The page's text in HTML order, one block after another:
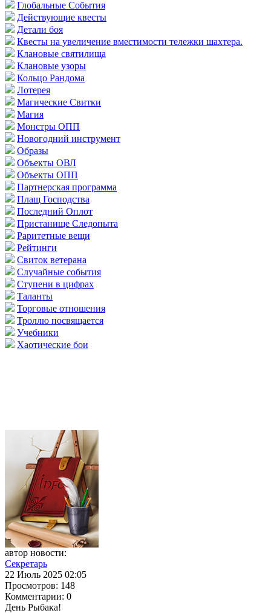
Глобальные События
Действующие квесты
Детали боя
Квесты на увеличение вместимости тележки шахтера.
Клановые святилища
Клановые узоры
Кольцо Рандома
Лотерея
Магические Свитки
Магия
Монстры ОПП
Новогодний инструмент
Образы
Объекты ОВЛ
Объекты ОПП
Партнерская программа
Плащ Господства
Последний Оплот
Пристанище Следопыта
Раритетные вещи
Рейтинги
Свиток ветерана
Случайные события
Ступени в цифрах
Таланты
Торговые отношения
Троллю посвящается
Учебники
Хаотические бои
автор новости:
Секретарь
22 Июль 2025 02:05
Просмотров: 148
Комментарии: 0
День Рыбака!